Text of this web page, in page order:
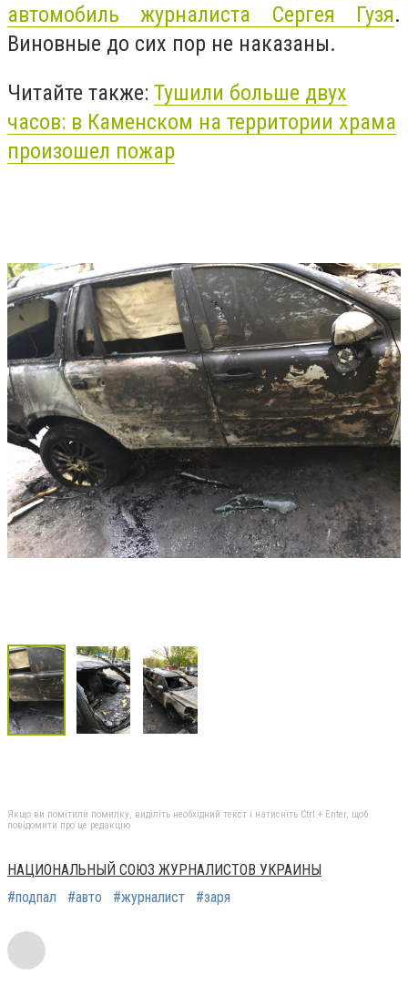
автомобиль журналиста Сергея Гузя.
Виновные до сих пор не наказаны.
Читайте также: Тушили больше двух
часов: в Каменском на территории храма
произошел пожар
Якщо ви помітили помилку, виділіть необхідний текст і натисніть Ctrl + Enter, щоб
повідомити про це редакцію
НАЦИОНАЛЬНЫЙ СОЮЗ ЖУРНАЛИСТОВ УКРАИНЫ
#подпал
#авто #журналист #заря